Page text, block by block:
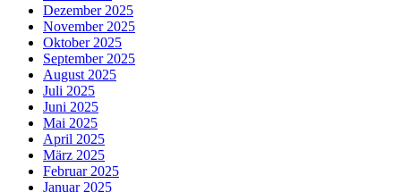
Dezember 2025
November 2025
Oktober 2025
September 2025
August 2025
Juli 2025
Juni 2025
Mai 2025
April 2025
März 2025
Februar 2025
Januar 2025